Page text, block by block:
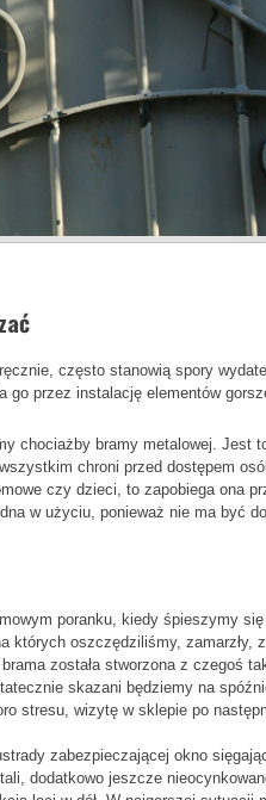
ręcznie, często stanowią spory
go przez instalację elementów
chociażby bramy metalowej. Jest
chroni przed dostępem
czy dzieci, to zapobiega ona
w użyciu, ponieważ nie ma być
poranku, kiedy śpieszymy się
których oszczędziliśmy, zamarzły,
została stworzona z czegoś
skazani będziemy na
stresu, wizytę w sklepie po
zabezpieczającej okno
dodatkowo jeszcze